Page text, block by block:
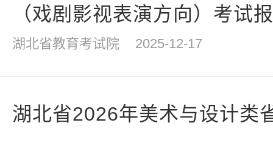
（戏剧影视表演方向）考试
湖北省教育考试院 2025-12-17
湖北省2026年美术与设计类